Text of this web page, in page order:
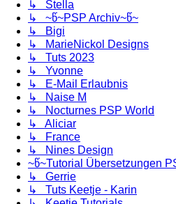
↳ Stella
↳ ~წ~PSP Archiv~წ~
↳ Bigi
↳ MarieNickol Designs
↳ Tuts 2023
↳ Yvonne
↳ E-Mail Erlaubnis
↳ Naise M
↳ Nocturnes PSP World
↳ Aliciar
↳ France
↳ Nines Design
~წ~Tutorial Übersetzungen
↳ Gerrie
↳ Tuts Keetje - Karin